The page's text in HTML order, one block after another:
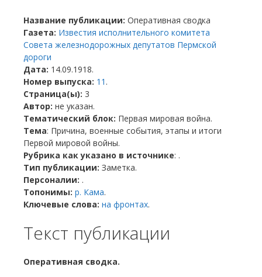
Название публикации: Оперативная сводка
Газета: Известия исполнительного комитета
Совета железнодорожных депутатов Пермской
дороги
Дата: 14.09.1918.
Номер выпуска: 11 .
Страница(ы): 3
Автор: не указан.
Тематический блок: Первая мировая война.
Тема: Причина, военные события, этапы и итоги
Первой мировой войны.
Рубрика как указано в источнике: .
Тип публикации: Заметка.
Персоналии: .
Топонимы: р. Кама.
Ключевые слова: на фронтах.
Текст публикации
Оперативная сводка.